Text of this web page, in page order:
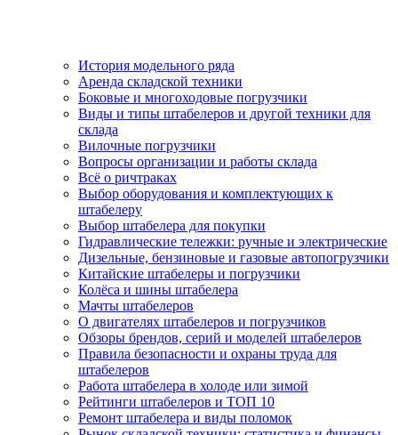
История модельного ряда
Аренда складской техники
Боковые и многоходовые погрузчики
Виды и типы штабелеров и другой техники для
склада
Вилочные погрузчики
Вопросы организации и работы склада
Всё о ричтраках
Выбор оборудования и комплектующих к
штабелеру
Выбор штабелера для покупки
Гидравлические тележки: ручные и электрические
Дизельные, бензиновые и газовые автопогрузчики
Китайские штабелеры и погрузчики
Колёса и шины штабелера
Мачты штабелеров
О двигателях штабелеров и погрузчиков
Обзоры брендов, серий и моделей штабелеров
Правила безопасности и охраны труда для
штабелеров
Работа штабелера в холоде или зимой
Рейтинги штабелеров и ТОП 10
Ремонт штабелера и виды поломок